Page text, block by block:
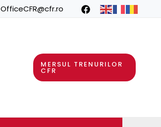
OfficeCFR@cfr.ro
MERSUL TRENURILOR
CFR